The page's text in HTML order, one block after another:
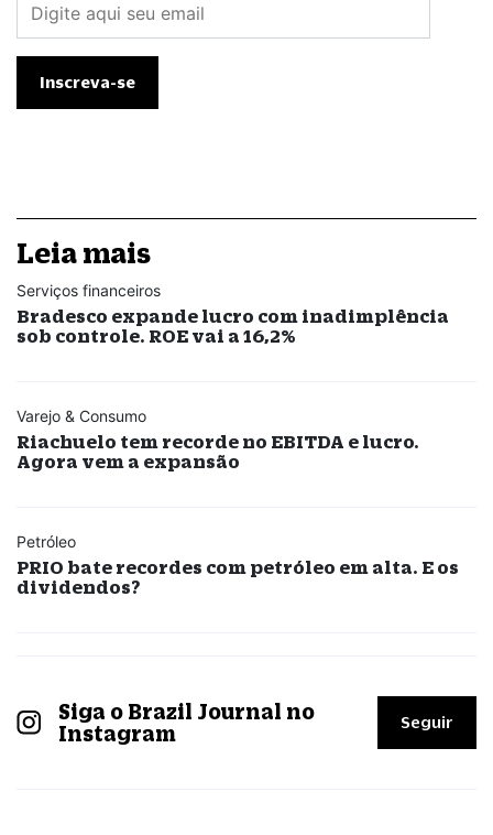
Leia mais
Serviços financeiros
Bradesco expande lucro com inadimplência
sob controle. ROE vai a 16,2%
Varejo & Consumo
Riachuelo tem recorde no EBITDA e lucro.
Agora vem a expansão
Petróleo
PRIO bate recordes com petróleo em alta. E os
dividendos?
Siga o Brazil Journal no
Instagram
Seguir